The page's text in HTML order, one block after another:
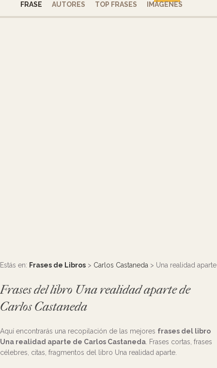
FRASE
AUTORES TOP FRASES IMÁGENES
Estás en: Frases de Libros > Carlos Castaneda > Una realidad aparte
Frases del libro Una realidad aparte de
Carlos Castaneda
Aquí encontrarás una recopilación de las mejores frases del libro
Una realidad aparte de Carlos Castaneda . Frases cortas, frases
célebres, citas, fragmentos del libro Una realidad aparte.